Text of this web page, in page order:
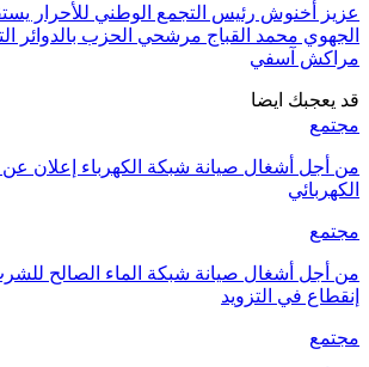
عزيز أخنوش رئيس التجمع الوطني للأحرار
الجهوي محمد القباج مرشحي الحزب بالدوائر
مراكش آسفي
قد يعجبك ايضا
مجتمع
من أجل أشغال صيانة شبكة الكهرباء إعلان عن
الكهربائي
مجتمع
من أجل أشغال صيانة شبكة الماء الصالح
إنقطاع في التزويد
مجتمع